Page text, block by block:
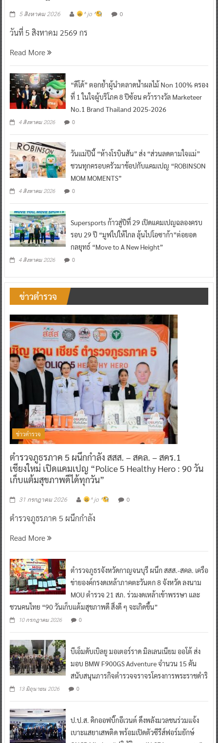
5 สิงหาคม 2026 ^ jo ^ 0
วันที่ 5 สิงหาคม 2569 กร
Read More
“ดีโด้” ตอกย้ำผู้นำตลาดน้ำผลไม้ Non 100% ครอง
ที่ 1 ในใจผู้บริโภค 8 ปีซ้อน คว้ารางวัล Marketeer
No.1 Brand Thailand 2025-2026
4 สิงหาคม 2026 0
วันแม่ปีนี้ “ห้างโรบินสัน” ส่ง “ส่วนลดตามใจแม่”
ชวนทุกครอบครัวมาช้อปกับแคมเปญ “ROBINSON
MOM MOMENTS”
4 สิงหาคม 2026 0
Supersports ก้าวสู่ปีที่ 29 เปิดแคมเปญฉลองครบ
รอบ 29 ปี “มูฟไปให้ไกล ลุ้นไปโอซาก้า”ต่อยอด
กลยุทธ์ “Move to A New Height”
4 สิงหาคม 2026 0
ข่าวตำรวจ
ข่าวตำรวจ
ตำรวจภูธรภาค 5 ผนึกกำลัง สสส. – สคล. – สคร.1
เชียงใหม่ เปิดแคมเปญ “Police 5 Healthy Hero : 90 วัน
เก็บแต้มสุขภาพดีได้ทุกวัน”
31 กรกฎาคม 2026 ^ jo ^ 0
ตำรวจภูธรภาค 5 ผนึกกำลัง
Read More
ตำรวจภูธรจังหวัดกาญจนบุรี ผนึก สสส.-สคล. เครือ
ข่ายองค์กรงดเหล้าภาคตะวันตก 8 จังหวัด ลงนาม
MOU ตำรวจ 21 สภ. ร่วมงดเหล้าเข้าพรรษา และ
ชวนคนไทย “90 วันเก็บแต้มสุขภาพดี สิ่งดี ๆ จะเกิดขึ้น”
10 กรกฎาคม 2026 0
บีเอ็มดับเบิลยู มอเตอร์ราด มิลเลนเนียม ออโต้ ส่ง
มอบ BMW F900GS Adventure จำนวน 15 คัน
สนับสนุนภารกิจตำรวจจราจรโครงการพระราชดำริ
13 มิถุนายน 2026 0
ป.ป.ส. คิกออฟบิ๊กอีเวนต์ ดึงพลังมวลชนร่วมแจ้ง
เบาะแสยาเสพติด พร้อมเปิดตัวซีรีส์ฟอร์มยักษ์